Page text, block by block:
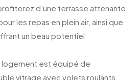
d’une terrasse attenante
les repas en plein air, ainsi que
un beau potentiel
est équipé de
vitrage avec volets roulants,